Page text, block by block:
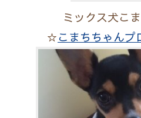
ミックス犬こ
☆こまちちゃんプ